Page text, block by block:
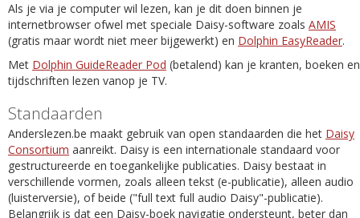
Als je via je computer wil lezen, kan je dit doen binnen je
internetbrowser ofwel met speciale Daisy-software zoals AMIS
(gratis maar wordt niet meer bijgewerkt) en Dolphin EasyReader.
Met Dolphin GuideReader Pod (betalend) kan je kranten, boeken en
tijdschriften lezen vanop je TV.
Standaarden
Anderslezen.be maakt gebruik van open standaarden die het Daisy
Consortium aanreikt. Daisy is een internationale standaard voor
gestructureerde en toegankelijke publicaties. Daisy bestaat in
verschillende vormen, zoals alleen tekst (e-publicatie), alleen audio
(luisterversie), of beide ("full text full audio Daisy"-publicatie).
Belangrijk is dat een Daisy-boek navigatie ondersteunt, beter dan